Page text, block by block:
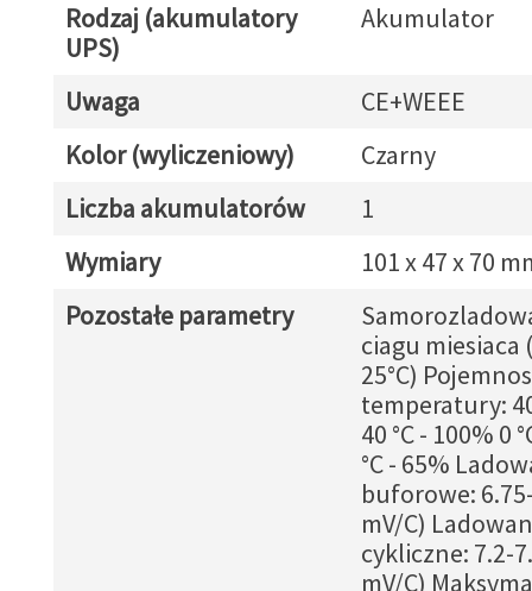
Rodzaj (akumulatory
UPS)
Akumulator
Uwaga
CE+WEEE
Kolor (wyliczeniowy)
Czarny
Liczba akumulatorów
1
Wymiary
101 x 47 x 70
Pozostałe parametry
ciagu miesiaca
25°C)
temperatury:
40 °C - 100% 0
°C - 65%
buforowe:
mV/C)
cykliczne: 7.2-
mV/C)